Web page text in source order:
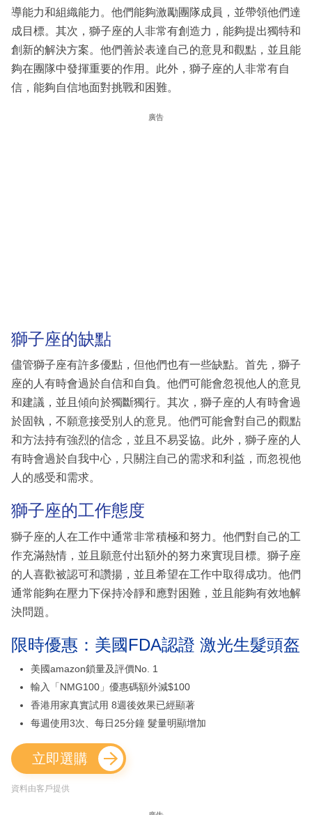
導能力和組織能力。他們能夠激勵團隊成員，並帶領他們達
成目標。其次，獅子座的人非常有創造力，能夠提出獨特和
創新的解決方案。他們善於表達自己的意見和觀點，並且能
夠在團隊中發揮重要的作用。此外，獅子座的人非常有自
信，能夠自信地面對挑戰和困難。
廣告
獅子座的缺點
儘管獅子座有許多優點，但他們也有一些缺點。首先，獅子
座的人有時會過於自信和自負。他們可能會忽視他人的意見
和建議，並且傾向於獨斷獨行。其次，獅子座的人有時會過
於固執，不願意接受別人的意見。他們可能會對自己的觀點
和方法持有強烈的信念，並且不易妥協。此外，獅子座的人
有時會過於自我中心，只關注自己的需求和利益，而忽視他
人的感受和需求。
獅子座的工作態度
獅子座的人在工作中通常非常積極和努力。他們對自己的工
作充滿熱情，並且願意付出額外的努力來實現目標。獅子座
的人喜歡被認可和讚揚，並且希望在工作中取得成功。他們
通常能夠在壓力下保持冷靜和應對困難，並且能夠有效地解
決問題。
限時優惠：美國FDA認證 激光生髮頭盔
美國amazon鎖量及評價No. 1
輸入「NMG100」優惠碼額外減$100
香港用家真實試用 8週後效果已經顯著
每週使用3次、每日25分鐘 髮量明顯增加
立即選購
資料由客戶提供